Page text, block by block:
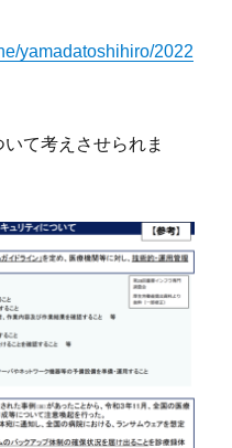
yamadatoshihiro/2022
て考えさせられま